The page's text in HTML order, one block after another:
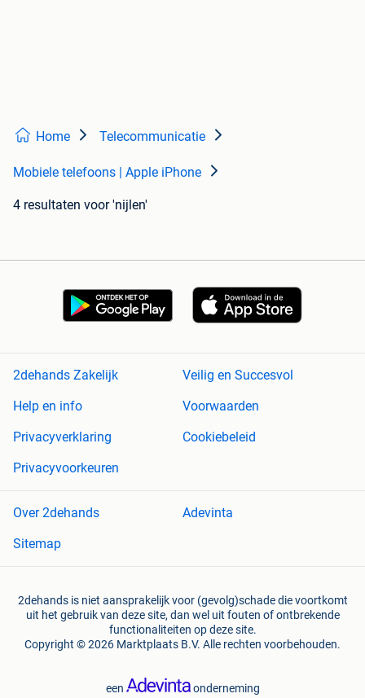
Home Telecommunicatie
Mobiele telefoons | Apple iPhone
4 resultaten voor 'nijlen'
2dehands Zakelijk
Veilig en Succesvol
Help en info
Voorwaarden
Privacyverklaring
Cookiebeleid
Privacyvoorkeuren
Over 2dehands
Adevinta
Sitemap
2dehands is niet aansprakelijk voor (gevolg)schade die voortkomt
uit het gebruik van deze site, dan wel uit fouten of ontbrekende
functionaliteiten op deze site.
Copyright © 2026 Marktplaats B.V. Alle rechten voorbehouden.
een onderneming